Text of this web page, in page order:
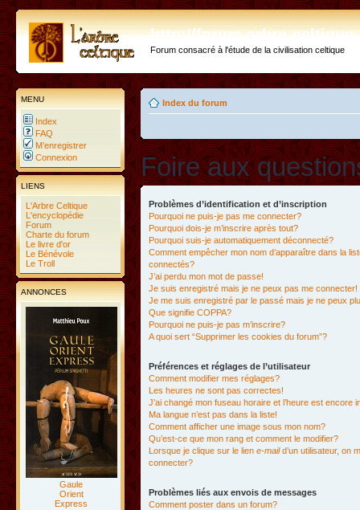
http://forum.arbre-
Forum consacré à l'étude de la civilisation celtique
MENU
Index
FAQ
M’enregistrer
Connexion
LIENS
L'Arbre Celtique
L'encyclopédie
Forum
Charte du forum
Le livre d'or
Le Bénévole
Le Troll
ANNONCES
Gaule
Orient
Express
Index du forum
Foire aux
Problèmes d’identification et d’inscription
Pourquoi ne puis-je pas me connecter?
Pourquoi dois-je m’inscrire après tout?
Pourquoi suis-je automatiquement déconnecté?
Comment empêcher mon nom d’apparaître dans la
connectés?
J’ai perdu mon mot de passe!
Je suis enregistré mais je ne peux pas me connecter!
Je me suis enregistré par le passé mais je ne peux
Que signifie COPPA?
Pourquoi ne puis-je pas m’inscrire?
A quoi sert “Supprimer les cookies du forum”?
Préférences et réglages de l’utilisateur
Comment modifier mes réglages?
Les heures ne sont pas correctes!
J’ai changé mon fuseau horaire et l’heure est encore
Ma langue n’est pas dans la liste!
Comment afficher une image sous mon nom?
Qu’est-ce que mon rang et comment le modifier?
Lorsque je clique sur le lien e-maild’un utilisateur, on
connecter?
Problèmes liés aux envois de messages
Comment poster dans un forum?